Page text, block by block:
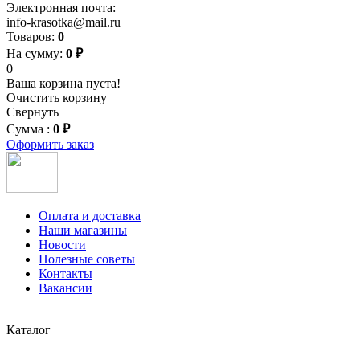
Электронная почта:
info-krasotka@mail.ru
Товаров: 0
На сумму: 0 ₽
0
Ваша корзина пуста!
Очистить корзину
Свернуть
Сумма : 0 ₽
Оформить заказ
Оплата и доставка
Наши магазины
Новости
Полезные советы
Контакты
Вакансии
Каталог